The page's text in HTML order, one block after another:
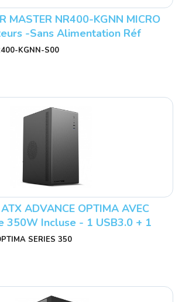
MASTER NR400-KGNN MICRO
-Sans Alimentation Réf
S00
KGNN-S00
ADVANCE OPTIMA AVEC
350W Incluse - 1 USB3.0 + 1
: 8301B - OPTIMA SERIES
SERIES 350